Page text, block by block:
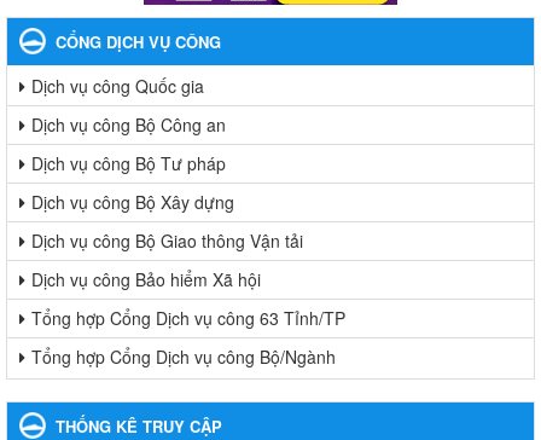
CỔNG DỊCH VỤ CÔNG
Dịch vụ công Quốc gia
Dịch vụ công Bộ Công an
Dịch vụ công Bộ Tư pháp
Dịch vụ công Bộ Xây dựng
Dịch vụ công Bộ Giao thông Vận tải
Dịch vụ công Bảo hiểm Xã hội
Tổng hợp Cổng Dịch vụ công 63 Tỉnh/TP
Tổng hợp Cổng Dịch vụ công Bộ/Ngành
THỐNG KÊ TRUY CẬP